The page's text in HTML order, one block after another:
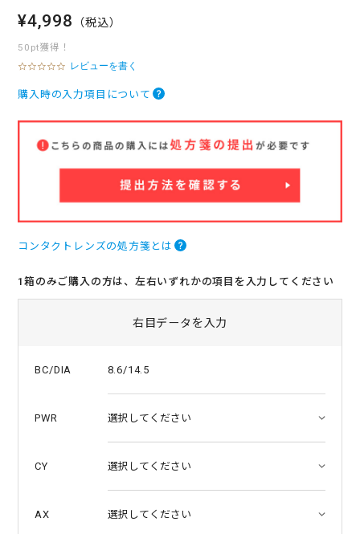
¥4,998 （税込）
50pt獲得！
0
0
t
r
i
レビューを書く
購入時の入力項目について
コンタクトレンズの処方箋とは
1箱のみご購入の方は、左右いずれかの項目を入力してください
右目データを入力
BC/DIA 8.6/14.5
PWR
CY
AX